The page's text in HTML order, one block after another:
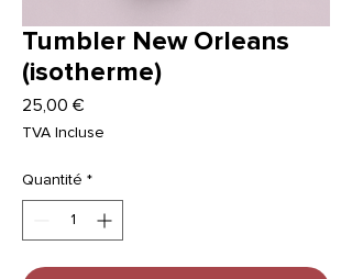
Tumbler New Orleans
(isotherme)
25,00 €
TVA Incluse
Quantité *